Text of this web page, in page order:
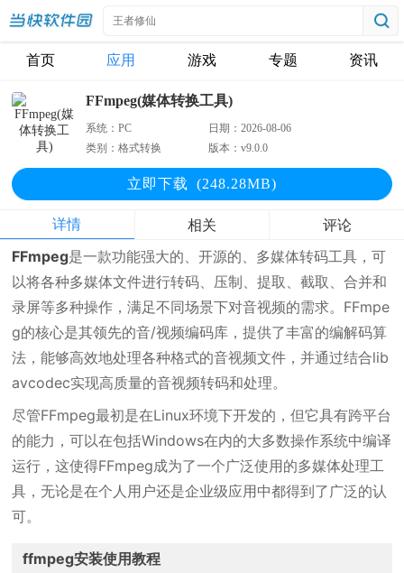
首页 应用 游戏 专题 资讯
FFmpeg(媒体转换工具)
系统：PC 日期：2026-08-06
类别：格式转换 版本：v9.0.0
立即下载 (248.28MB)
详情 相关 评论
FFmpeg是一款功能强大的、开源的、多媒体转码工具，可
以将各种多媒体文件进行转码、压制、提取、截取、合并和
录屏等多种操作，满足不同场景下对音视频的需求。FFmpe
g的核心是其领先的音/视频编码库，提供了丰富的编解码算
法，能够高效地处理各种格式的音视频文件，并通过结合lib
avcodec实现高质量的音视频转码和处理。
尽管FFmpeg最初是在Linux环境下开发的，但它具有跨平台
的能力，可以在包括Windows在内的大多数操作系统中编译
运行，这使得FFmpeg成为了一个广泛使用的多媒体处理工
具，无论是在个人用户还是企业级应用中都得到了广泛的认
可。
ffmpeg安装使用教程